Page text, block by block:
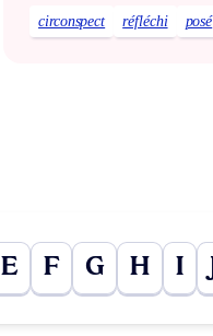
circonspect réfléchi posé
E F G H I